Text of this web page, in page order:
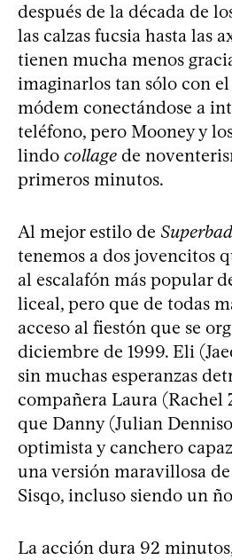
después de la década de
las calzas fucsia hasta las
tienen mucha menos
imaginarlos tan sólo con
módem conectándose a
teléfono, pero Mooney y
lindo collage de
primeros minutos.
Al mejor estilo de Superbad
tenemos a dos jovencitos
al escalafón más popular
liceal, pero que de todas
acceso al fiestón que se
diciembre de 1999. Eli
sin muchas esperanzas
compañera Laura (Rachel
que Danny (Julian
optimista y canchero
una versión maravillosa de
Sisqo, incluso siendo un
La acción dura 92